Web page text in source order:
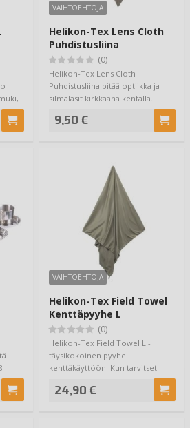
VAIHTOEHTOJA
Helikon-Tex Lens Cloth
Puhdistusliina
(0)
Helikon-Tex Lens Cloth
Puhdistusliina pitää optiikka ja
silmälasit kirkkaana kentällä.
9,50 €
VAIHTOEHTOJA
Helikon-Tex Field Towel
Kenttäpyyhe L
(0)
Helikon-Tex Field Towel L -
täysikokoinen pyyhe
kenttäkäyttöön. Kun tarvitset
24,90 €